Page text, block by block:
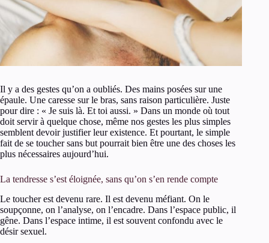
Il y a des gestes qu’on a oubliés. Des mains posées sur une
épaule. Une caresse sur le bras, sans raison particulière. Juste
pour dire : « Je suis là. Et toi aussi. » Dans un monde où tout
doit servir à quelque chose, même nos gestes les plus simples
semblent devoir justifier leur existence. Et pourtant, le simple
fait de se toucher sans but pourrait bien être une des choses les
plus nécessaires aujourd’hui.
La tendresse s’est éloignée, sans qu’on s’en rende compte
Le toucher est devenu rare. Il est devenu méfiant. On le
soupçonne, on l’analyse, on l’encadre. Dans l’espace public, il
gêne. Dans l’espace intime, il est souvent confondu avec le
désir sexuel.